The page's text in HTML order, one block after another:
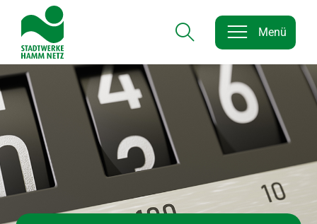
Hauptnavigation
Hauptnavigation
Menü
Inhalt